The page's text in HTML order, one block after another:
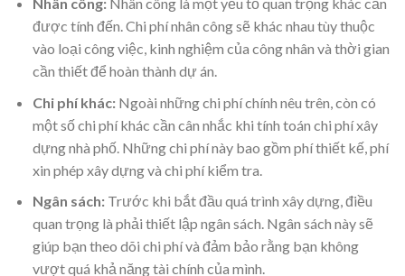
được tính đến. Chi phí nhân công sẽ khác nhau tùy thuộc
vào loại công việc, kinh nghiệm của công nhân và thời gian
cần thiết để hoàn thành dự án.
Chi phí khác:Ngoài những chi phí chính nêu trên, còn có
một số chi phí khác cần cân nhắc khi tính toán chi phí xây
dựng nhà phố. Những chi phí này bao gồm phí thiết kế, phí
xin phép xây dựng và chi phí kiểm tra.
Ngân sách:Trước khi bắt đầu quá trình xây dựng, điều
quan trọng là phải thiết lập ngân sách. Ngân sách này sẽ
giúp bạn theo dõi chi phí và đảm bảo rằng bạn không
vượt quá khả năng tài chính của mình.